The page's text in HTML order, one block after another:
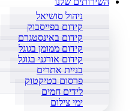
ניהול סושיאל
קידום בפייסבוק
קידום באינסטגרם
קידום ממומן בגוגל
קידום אורגני בגוגל
בניית אתרים
פרסום בטיקטוק
לידים חמים
ימי צילום